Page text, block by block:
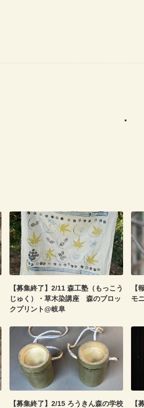
【募集終了】2/11 森工塾（もっこう
じゅく）・草木染講座 森のブロッ
クプリント@岐阜
【
モ
【募集終了】2/15 ろうきん森の学校
【